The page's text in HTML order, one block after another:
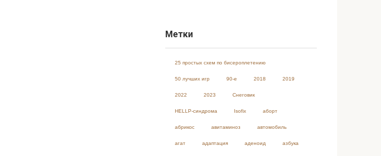
Метки
25 простых схем по бисероплетению
50 лучших игр 90-е 2018 2019
2022 2023 Cнеговик
HELLP-синдрома Isofix аборт
абрикос авитаминоз автомобиль
агат адаптация аденоид азбука